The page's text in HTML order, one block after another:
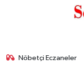
Nöbetçi Eczaneler